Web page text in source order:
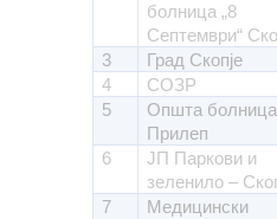
болница „8
Септември“
3 Град Скопје
4
СОЗР
5
Општа болница
Прилеп
6
ЈП Паркови и
зеленило –
7
Медицински